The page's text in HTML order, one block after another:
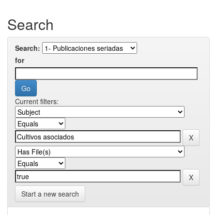
Search
Search:
for
Current filters:
Start a new search